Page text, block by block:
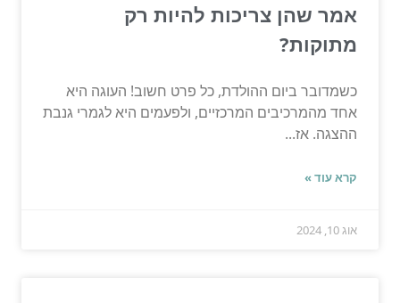
אמר שהן צריכות להיות רק
מתוקות?
כשמדובר ביום ההולדת, כל פרט חשוב! העוגה היא
אחד מהמרכיבים המרכזיים, ולפעמים היא לגמרי גנבת
ההצגה. אז...
קרא עוד »
אוג 10, 2024